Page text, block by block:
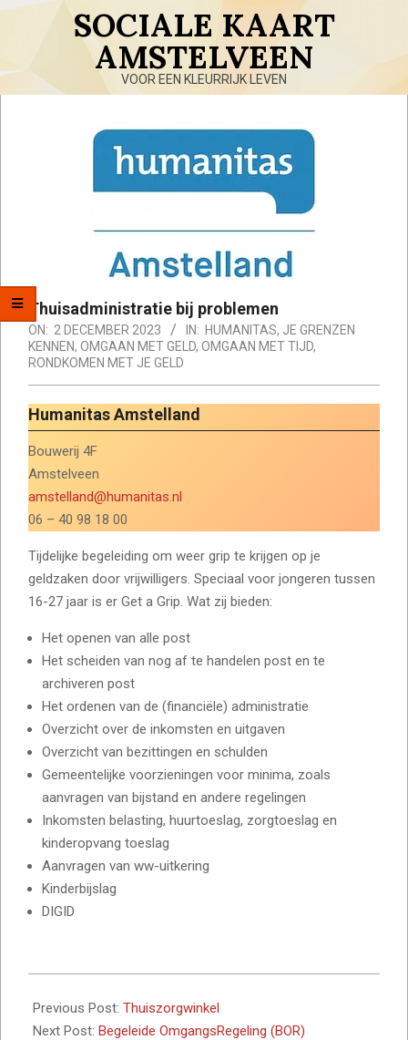
Skip
SOCIALE KAART
AMSTELVEEN
VOOR EEN KLEURRIJK LEVEN
Thuisadministratie bij problemen
ON: 2 DECEMBER 2023 IN: HUMANITAS, JE GRENZEN
KENNEN, OMGAAN MET GELD, OMGAAN MET TIJD,
RONDKOMEN MET JE GELD
Humanitas Amstelland
Bouwerij 4F
Amstelveen
amstelland@humanitas.nl
06 – 40 98 18 00
Tijdelijke begeleiding om weer grip te krijgen op je
geldzaken door vrijwilligers. Speciaal voor jongeren tussen
16-27 jaar is er Get a Grip. Wat zij bieden:
Het openen van alle post
Het scheiden van nog af te handelen post en te
archiveren post
Het ordenen van de (financiële) administratie
Overzicht over de inkomsten en uitgaven
Overzicht van bezittingen en schulden
Gemeentelijke voorzieningen voor minima, zoals
aanvragen van bijstand en andere regelingen
Inkomsten belasting, huurtoeslag, zorgtoeslag en
kinderopvang toeslag
Aanvragen van ww-uitkering
Kinderbijslag
DIGID
12-
02
Previous Post: Thuiszorgwinkel
Next Post: Begeleide OmgangsRegeling (BOR)